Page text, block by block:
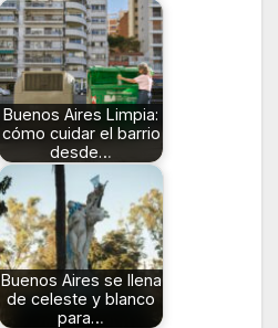
Buenos Aires Limpia:
cómo cuidar el barrio
desde…
Buenos Aires se llena
de celeste y blanco
para…